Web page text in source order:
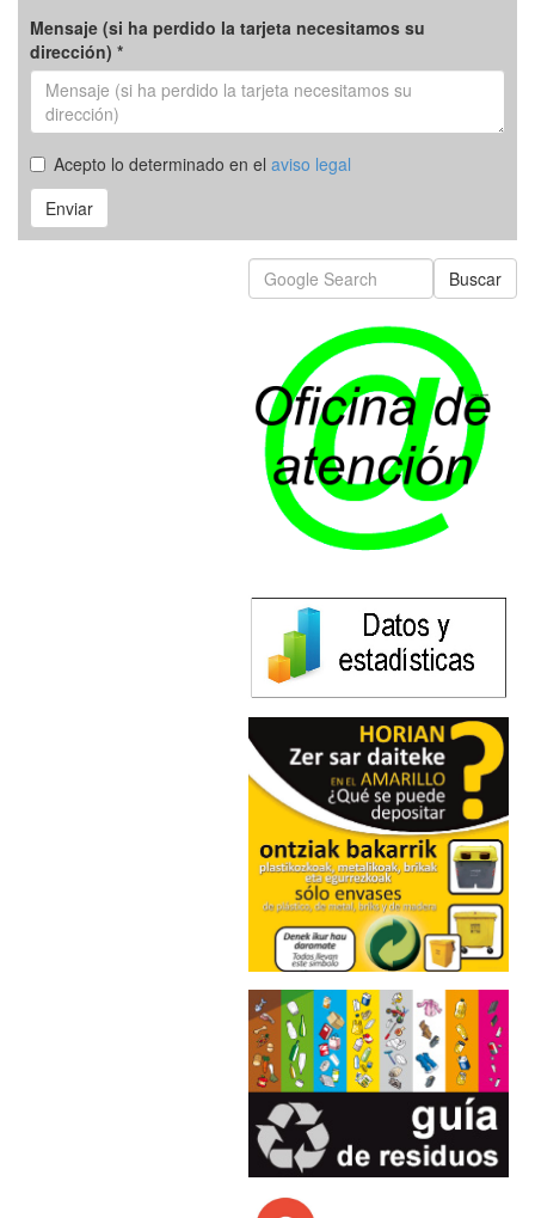
Mensaje (si ha perdido la tarjeta necesitamos su
dirección) *
Acepto lo determinado en el aviso legal
Enviar
Buscar